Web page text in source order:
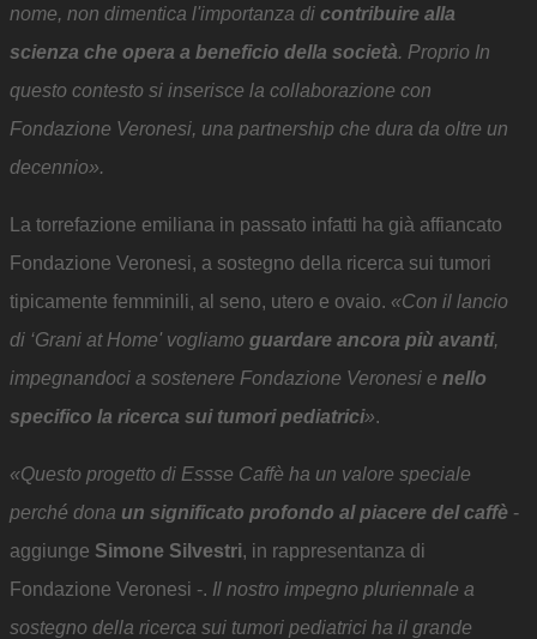
nome, non dimentica l'importanza di contribuire alla
scienza che opera a beneficio della società. Proprio In
questo contesto si inserisce la collaborazione con
Fondazione Veronesi, una partnership che dura da oltre un
decennio».
La torrefazione emiliana in passato infatti ha già affiancato
Fondazione Veronesi, a sostegno della ricerca sui tumori
tipicamente femminili, al seno, utero e ovaio. «Con il lancio
di ‘Grani at Home' vogliamo guardare ancora più avanti,
impegnandoci a sostenere Fondazione Veronesi e nello
specifico la ricerca sui tumori pediatrici».
«Questo progetto di Essse Caffè ha un valore speciale
perché dona un significato profondo al piacere del caffè -
aggiunge Simone Silvestri, in rappresentanza di
Fondazione Veronesi -. Il nostro impegno pluriennale a
sostegno della ricerca sui tumori pediatrici ha il grande